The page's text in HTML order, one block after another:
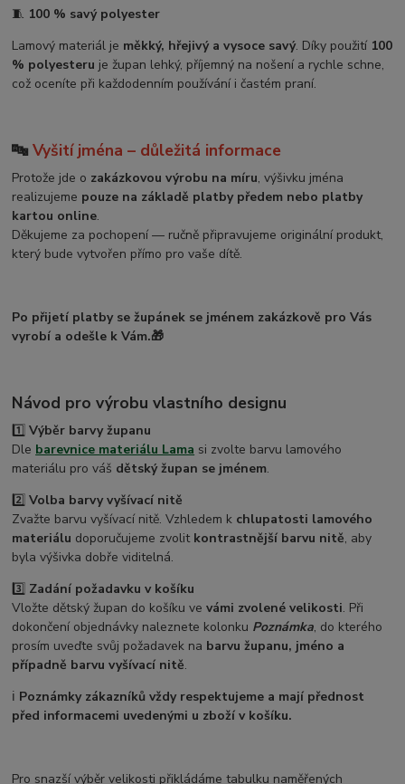
🧵 100 % savý polyester
Lamový materiál je měkký, hřejivý a vysoce savý. Díky použití 100
% polyesteru je župan lehký, příjemný na nošení a rychle schne,
což oceníte při každodenním používání i častém praní.
🔤Vyšití jména – důležitá informace
Protože jde o zakázkovou výrobu na míru, výšivku jména
realizujeme pouze na základě platby předem nebo platby
kartou online.
Děkujeme za pochopení — ručně připravujeme originální produkt,
který bude vytvořen přímo pro vaše dítě.
Po přijetí platby se župánek se jménem zakázkově pro Vás
vyrobí a odešle k Vám.🎁
Návod pro výrobu vlastního designu
1️⃣Výběr barvy županu
Dle barevnice materiálu Lama si zvolte barvu lamového
materiálu pro váš dětský župan se jménem.
2️⃣Volba barvy vyšívací nitě
Zvažte barvu vyšívací nitě. Vzhledem k chlupatosti lamového
materiálu doporučujeme zvolit kontrastnější barvu nitě, aby
byla výšivka dobře viditelná.
3️⃣ Zadání požadavku v košíku
Vložte dětský župan do košíku vevámi zvolené velikosti. Při
dokončení objednávky naleznete kolonku Poznámka, do kterého
prosím uveďte svůj požadavek na barvu županu, jméno a
případně barvu vyšívací nitě.
ℹ️ Poznámky zákazníků vždy respektujeme a mají přednost
před informacemi uvedenými u zboží v košíku.
Pro snazší výběr velikosti přikládáme tabulku naměřených